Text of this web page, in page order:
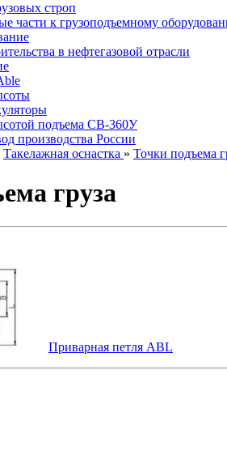
строп
части к грузоподъемному
в нефтегазовой отрасли
подъема СВ-360У
производства России
Такелажная оснастка » Точки подъема
груза
Приварная петля ABL